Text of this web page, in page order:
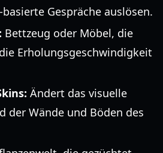
basierte Gespräche auslösen.
Bettzeug oder Möbel, die
Erholungsgeschwindigkeit
Ändert das visuelle
der Wände und Böden des